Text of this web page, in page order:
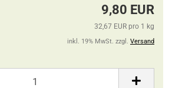
9,80 EUR
32,67 EUR pro 1 kg
inkl. 19% MwSt. zzgl. Versand